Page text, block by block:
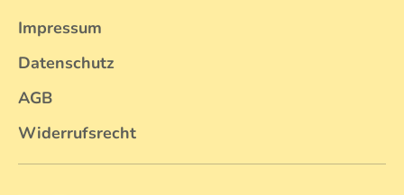
Impressum
Datenschutz
AGB
Widerrufsrecht